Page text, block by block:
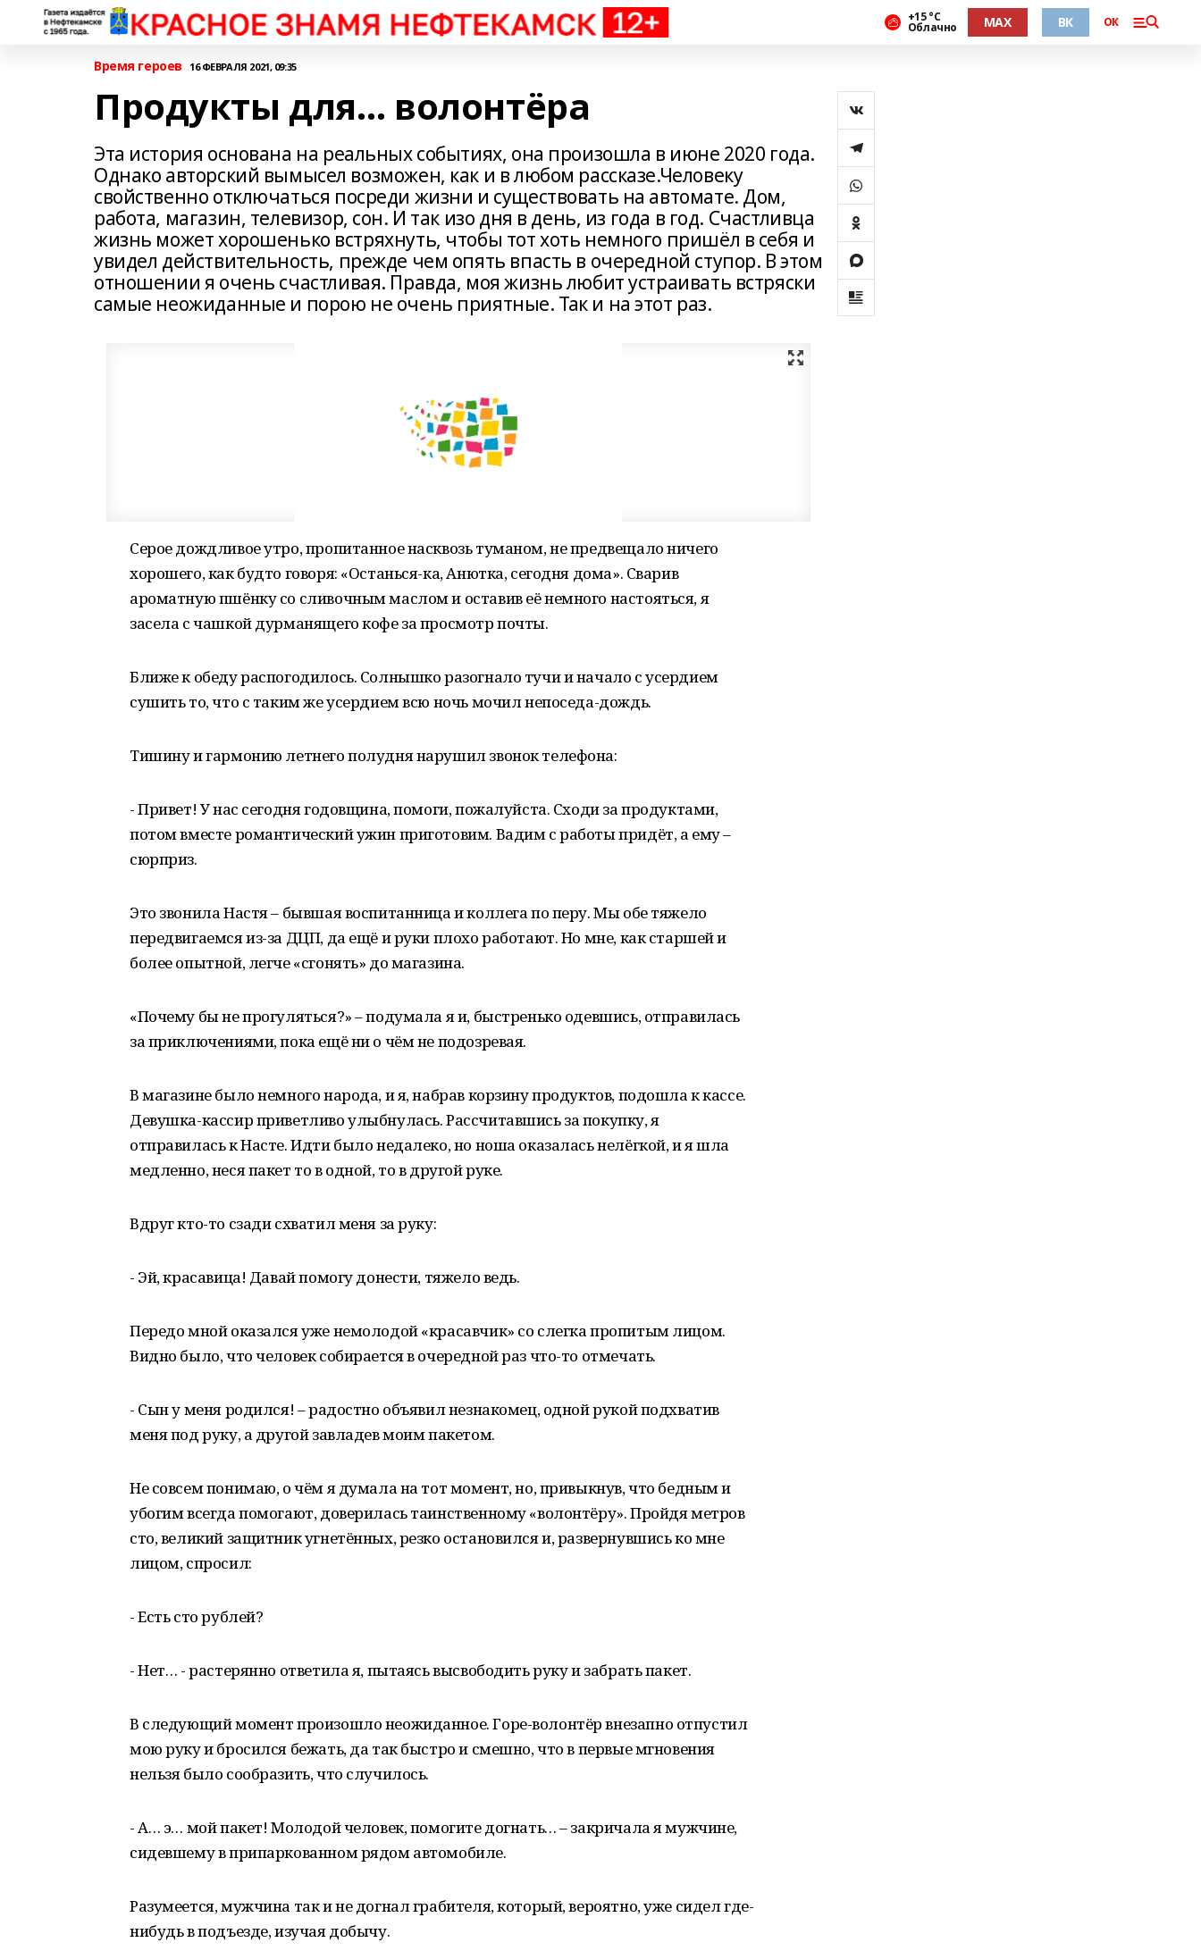
+15 °С
Облачно MAX ВК ОК
Время героев 16 ФЕВРАЛЯ 2021, 09:35
Продукты для… волонтёра
Эта история основана на реальных событиях, она произошла в июне 2020 года.
Однако авторский вымысел возможен, как и в любом рассказе.Человеку
свойственно отключаться посреди жизни и существовать на автомате. Дом,
работа, магазин, телевизор, сон. И так изо дня в день, из года в год. Счастливца
жизнь может хорошенько встряхнуть, чтобы тот хоть немного пришёл в себя и
увидел действительность, прежде чем опять впасть в очередной ступор. В этом
отношении я очень счастливая. Правда, моя жизнь любит устраивать встряски
самые неожиданные и порою не очень приятные. Так и на этот раз.
Серое дождливое утро, пропитанное насквозь туманом, не предвещало ничего
хорошего, как будто говоря: «Останься-ка, Анютка, сегодня дома». Сварив
ароматную пшёнку со сливочным маслом и оставив её немного настояться, я
засела с чашкой дурманящего кофе за просмотр почты.
Ближе к обеду распогодилось. Солнышко разогнало тучи и начало с усердием
сушить то, что с таким же усердием всю ночь мочил непоседа-дождь.
Тишину и гармонию летнего полудня нарушил звонок телефона:
- Привет! У нас сегодня годовщина, помоги, пожалуйста. Сходи за продуктами,
потом вместе романтический ужин приготовим. Вадим с работы придёт, а ему –
сюрприз.
Это звонила Настя – бывшая воспитанница и коллега по перу. Мы обе тяжело
передвигаемся из-за ДЦП, да ещё и руки плохо работают. Но мне, как старшей и
более опытной, легче «сгонять» до магазина.
«Почему бы не прогуляться?» – подумала я и, быстренько одевшись, отправилась
за приключениями, пока ещё ни о чём не подозревая.
В магазине было немного народа, и я, набрав корзину продуктов, подошла к кассе.
Девушка-кассир приветливо улыбнулась. Рассчитавшись за покупку, я
отправилась к Насте. Идти было недалеко, но ноша оказалась нелёгкой, и я шла
медленно, неся пакет то в одной, то в другой руке.
Вдруг кто-то сзади схватил меня за руку:
- Эй, красавица! Давай помогу донести, тяжело ведь.
Передо мной оказался уже немолодой «красавчик» со слегка пропитым лицом.
Видно было, что человек собирается в очередной раз что-то отмечать.
- Сын у меня родился! – радостно объявил незнакомец, одной рукой подхватив
меня под руку, а другой завладев моим пакетом.
Не совсем понимаю, о чём я думала на тот момент, но, привыкнув, что бедным и
убогим всегда помогают, доверилась таинственному «волонтёру». Пройдя метров
сто, великий защитник угнетённых, резко остановился и, развернувшись ко мне
лицом, спросил:
- Есть сто рублей?
- Нет… - растерянно ответила я, пытаясь высвободить руку и забрать пакет.
В следующий момент произошло неожиданное. Горе-волонтёр внезапно отпустил
мою руку и бросился бежать, да так быстро и смешно, что в первые мгновения
нельзя было сообразить, что случилось.
- А… э… мой пакет! Молодой человек, помогите догнать… – закричала я мужчине,
сидевшему в припаркованном рядом автомобиле.
Разумеется, мужчина так и не догнал грабителя, который, вероятно, уже сидел где-
нибудь в подъезде, изучая добычу.